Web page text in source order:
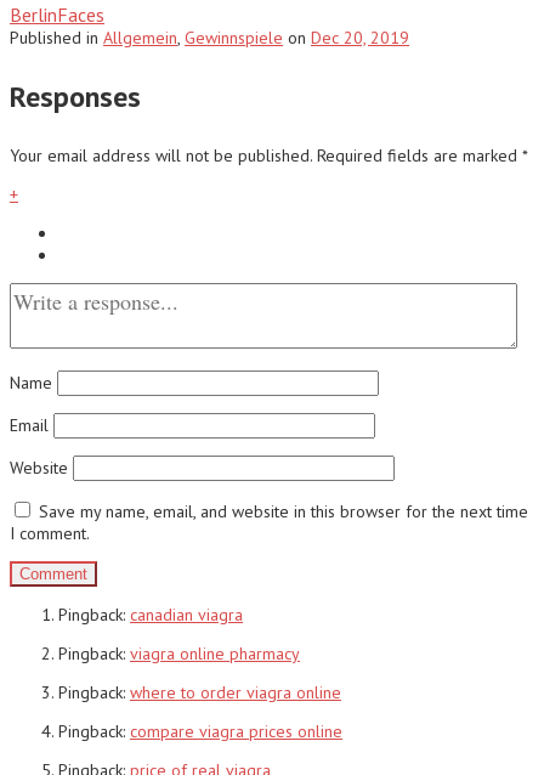
BerlinFaces
Published in Allgemein, Gewinnspiele on Dec 20, 2019
Responses
Your email address will not be published. Required fields are marked *
+
Name
Email
Website
Save my name, email, and website in this browser for the next time
I comment.
Pingback: canadian viagra
Pingback: viagra online pharmacy
Pingback: where to order viagra online
Pingback: compare viagra prices online
Pingback: price of real viagra